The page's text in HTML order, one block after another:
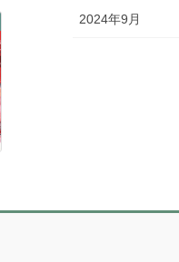
2024年9月